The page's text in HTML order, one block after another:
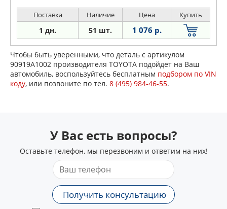
Поставка Наличие Цена Купить
1 дн. 51 шт. 1 076 р.
Чтобы быть уверенными, что деталь с артикулом
90919A1002 производителя TOYOTA подойдет на Ваш
автомобиль, воспользуйтесь бесплатным подбором по VIN
коду, или позвоните по тел. 8 (495) 984-46-55.
У Вас есть вопросы?
Оставьте телефон, мы перезвоним и ответим на них!
Получить консультацию